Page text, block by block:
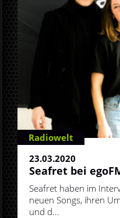
Radiowelt
23.03.2020
Seafret bei
Seafret haben im
neuen Songs, ihren
und d...